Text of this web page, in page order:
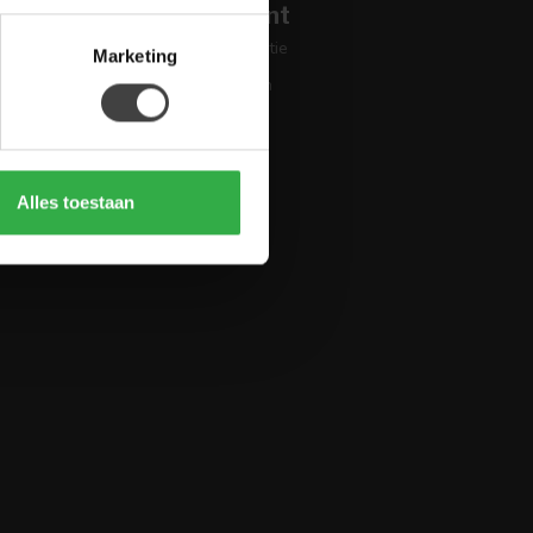
Marketing
Alles toestaan
Mijn account
Account informatie
Mijn bestellingen
Mijn tickets
Alle producten